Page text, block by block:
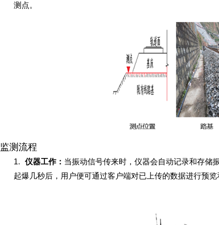
测点。
监测流程
1. 仪器工作： 当振动信号传来时，仪器会自动记录和存储
起爆几秒后，用户便可通过客户端对已上传的数据进行预